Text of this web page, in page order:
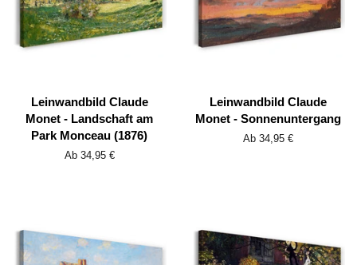
Leinwandbild Claude
Monet - Landschaft am
Park Monceau (1876)
Ab 34,95 €
Leinwandbild Claude
Monet - Sonnenuntergang
Ab 34,95 €